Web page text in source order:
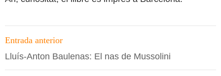
Navegació
per
les
Entrada anterior
Lluís-Anton Baulenas: El nas de Mussolini